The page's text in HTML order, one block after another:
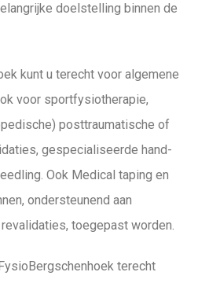
doelstelling binnen de
kunt u terecht voor algemene
voor sportfysiotherapie,
posttraumatische of
gespecialiseerde hand-
Ook Medical taping en
ondersteunend aan
toegepast worden.
terecht